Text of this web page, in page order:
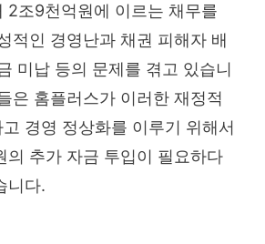
2조9천억원에 이르는 채무를
적인 경영난과 채권 피해자 배
미납 등의 문제를 겪고 있습니
은 홈플러스가 이러한 재정적
경영 정상화를 이루기 위해서
의 추가 자금 투입이 필요하다
니다.